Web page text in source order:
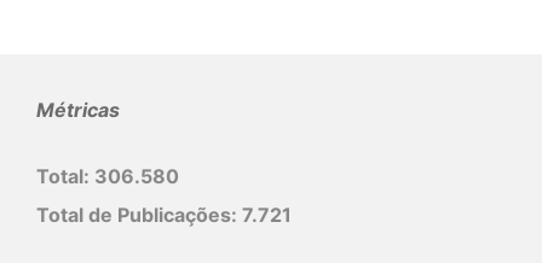
Métricas
Total: 306.580
Total de Publicações: 7.721